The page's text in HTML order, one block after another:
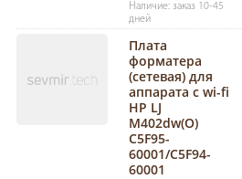
Наличие: заказ 10-45
дней
Плата
форматера
(сетевая) для
аппарата с wi-fi
HP LJ
M402dw(O)
C5F95-
60001/C5F94-
60001